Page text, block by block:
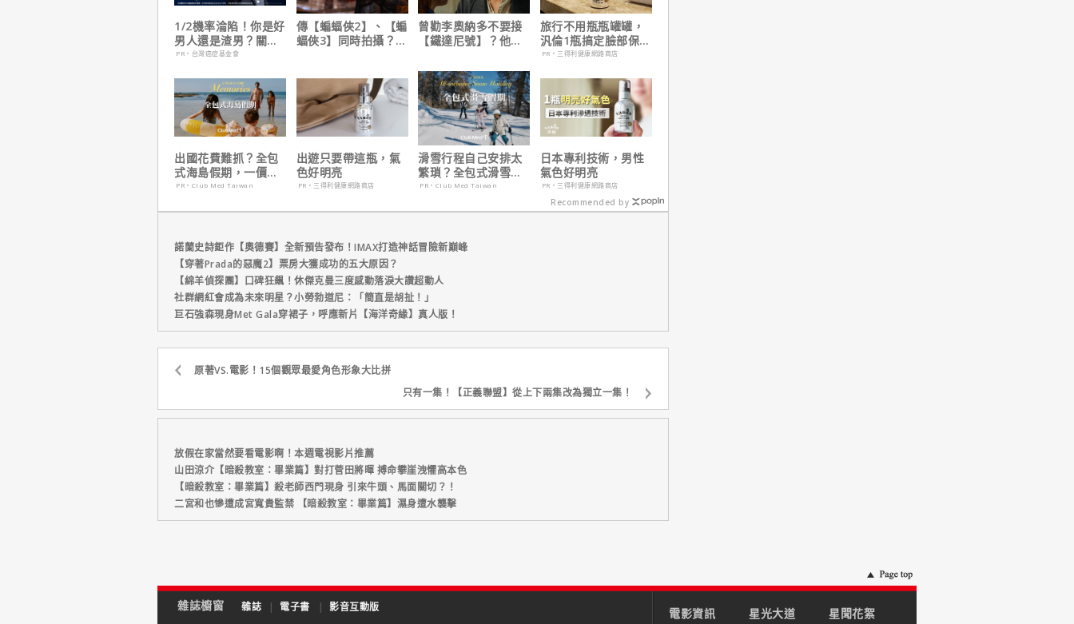
1/2機率淪陷！你是好
男人還是渣男？關鍵
在這
PR・台灣癌症基金會
傳【蝙蝠俠2】、【蝙
蝠俠3】同時拍攝？詹
曾勸李奧納多不要接
【鐵達尼號】？他
是誰」
旅行不用瓶瓶罐罐，
汎倫1瓶搞定臉部保
養！
PR・三得利健康網路商店
出國花費難抓？全包
式海島假期，一價搞
定食宿玩樂，省錢更
PR・Club Med Taiwan
出遊只要帶這瓶，氣
色好明亮
PR・三得利健康網路商店
滑雪行程自己安排太
繁瑣？全包式滑雪假
期：出門即雪場，一
表！
PR・Club Med Taiwan
日本專利技術，男性
氣色好明亮
PR・三得利健康網路商店
Recommended by
諾蘭史詩鉅作【奧德賽】全新預告發布！IMAX打造神話冒險新巔峰
【穿著Prada的惡魔2】票房大獲成功的五大原因？
【綿羊偵探團】口碑狂飆！休傑克曼三度感動落淚大讚超動人
社群網紅會成為未來明星？小勞勃道尼：「簡直是胡扯！」
巨石強森現身Met Gala穿裙子，呼應新片【海洋奇緣】真人版！
原著VS.電影！15個觀眾最愛角色形象大比拼
只有一集！【正義聯盟】從上下兩集改為獨立一集！
放假在家當然要看電影啊！本週電視影片推薦
山田涼介【暗殺教室：畢業篇】對打菅田將暉 搏命攀崖洩懼高本色
【暗殺教室：畢業篇】殺老師西門現身 引來牛頭、馬面關切？！
二宮和也慘遭成宮寬貴監禁 【暗殺教室：畢業篇】濕身遭水襲擊
雜誌櫥窗 雜誌 | 電子書 | 影音互動版 電影資訊 星光大道 星聞花絮